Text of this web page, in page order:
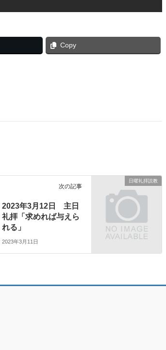
Copy
日曜礼拝説教
次の記事
2023年3月12日 主日
礼拝「求めれば与えら
れる」
2023年3月11日